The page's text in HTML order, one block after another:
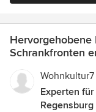
Schrankfronten
Wohnkultur7
Experten
Regensburg